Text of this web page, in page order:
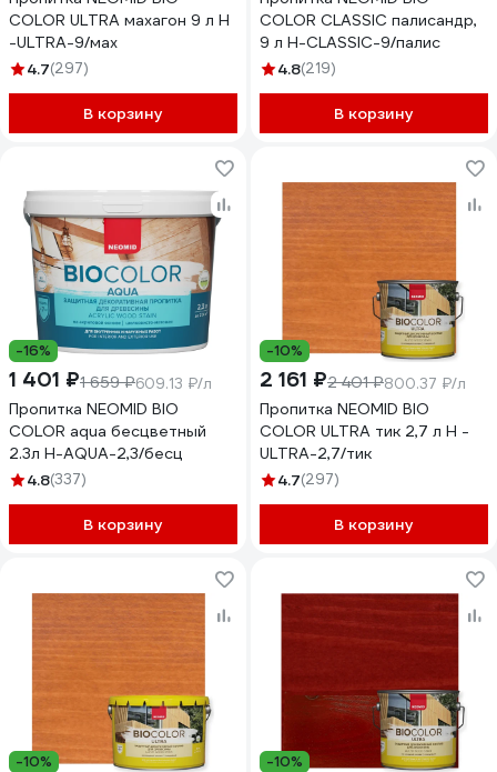
COLOR ULTRA махагон 9 л Н
-ULTRA-9/мах
4.7(297)
В корзину
COLOR CLASSIC палисандр,
9 л Н-CLASSIC-9/палис
4.8(219)
В корзину
-16%
1 401 ₽1 659 ₽609.13 ₽/л
Пропитка NEOMID BIO
COLOR aqua бесцветный
2.3л Н-AQUA-2,3/бесц
4.8(337)
В корзину
-10%
2 161 ₽2 401 ₽800.37 ₽/л
Пропитка NEOMID BIO
COLOR ULTRA тик 2,7 л Н -
ULTRA-2,7/тик
4.7(297)
В корзину
-10% -10%